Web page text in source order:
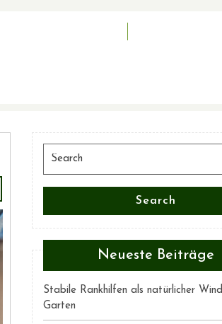
Search
Neueste Beiträge
Stabile Rankhilfen als natürlicher
Garten